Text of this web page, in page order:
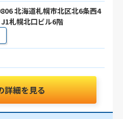
北海道札幌市北区北6条西4
札幌北口ビル6階
詳細を見る